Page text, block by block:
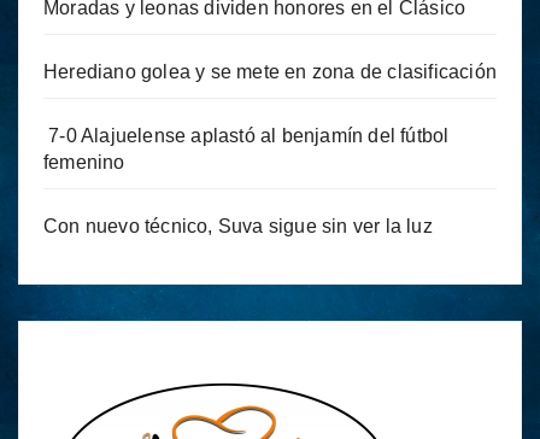
Moradas y leonas dividen honores en el Clásico
Herediano golea y se mete en zona de clasificación
7-0 Alajuelense aplastó al benjamín del fútbol
femenino
Con nuevo técnico, Suva sigue sin ver la luz